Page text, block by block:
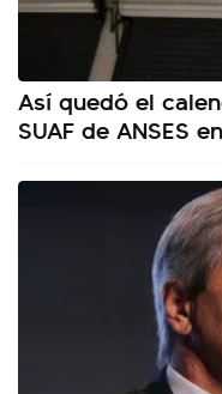
Así quedó el
SUAF de ANSES